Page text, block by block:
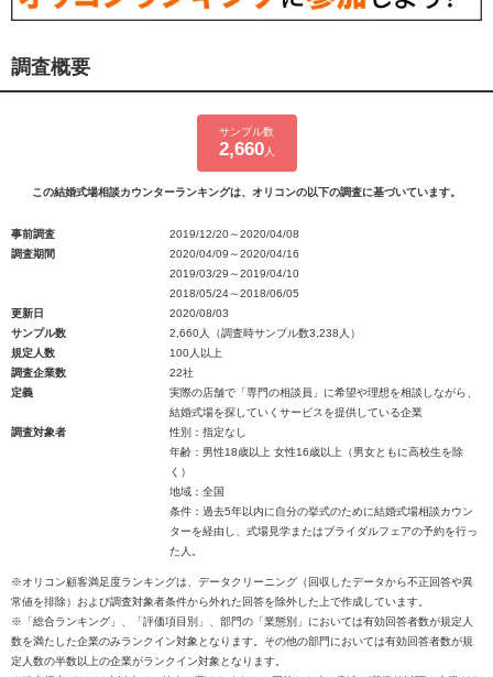
調査概要
サンプル数
2,660人
この結婚式場相談カウンターランキングは、オリコンの以下の調査に基づいています。
事前調査
2019/12/20～2020/04/08
調査期間
2020/04/09～2020/04/16
2019/03/29～2019/04/10
2018/05/24～2018/06/05
更新日
2020/08/03
サンプル数
2,660人（調査時サンプル数3,238人）
規定人数
100人以上
調査企業数
22社
定義
実際の店舗で「専門の相談員」に希望や理想を相談しながら、
結婚式場を探していくサービスを提供している企業
調査対象者
性別：指定なし
年齢：男性18歳以上 女性16歳以上（男女ともに高校生を除
く）
地域：全国
条件：過去5年以内に自分の挙式のために結婚式場相談カウン
ターを経由し、式場見学またはブライダルフェアの予約を行っ
た人。
※オリコン顧客満足度ランキングは、データクリーニング（回収したデータから不正回答や異
常値を排除）および調査対象者条件から外れた回答を除外した上で作成しています。
※「総合ランキング」、「評価項目別」、部門の「業態別」においては有効回答者数が規定人
数を満たした企業のみランクイン対象となります。その他の部門においては有効回答者数が規
定人数の半数以上の企業がランクイン対象となります。